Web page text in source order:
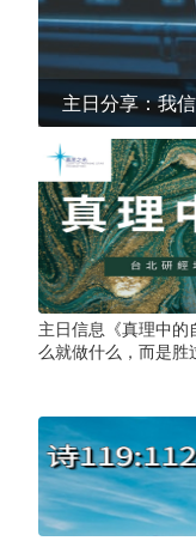
主日分享：我
主日信息《真理中
么就做什么，而是胜